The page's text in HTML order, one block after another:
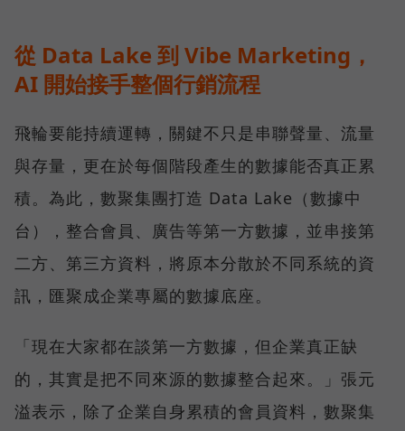
從 Data Lake 到 Vibe Marketing，
AI 開始接手整個行銷流程
飛輪要能持續運轉，關鍵不只是串聯聲量、流量
與存量，更在於每個階段產生的數據能否真正累
積。為此，數聚集團打造 Data Lake（數據中
台），整合會員、廣告等第一方數據，並串接第
二方、第三方資料，將原本分散於不同系統的資
訊，匯聚成企業專屬的數據底座。
「現在大家都在談第一方數據，但企業真正缺
的，其實是把不同來源的數據整合起來。」張元
溢表示，除了企業自身累積的會員資料，數聚集